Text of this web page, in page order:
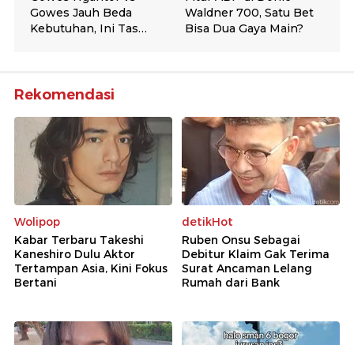
Rekomendasi
Wolipop
Kabar Terbaru Takeshi
Kaneshiro Dulu Aktor
Tertampan Asia, Kini Fokus
Bertani
detikHot
Ruben Onsu Sebagai
Debitur Klaim Gak Terima
Surat Ancaman Lelang
Rumah dari Bank